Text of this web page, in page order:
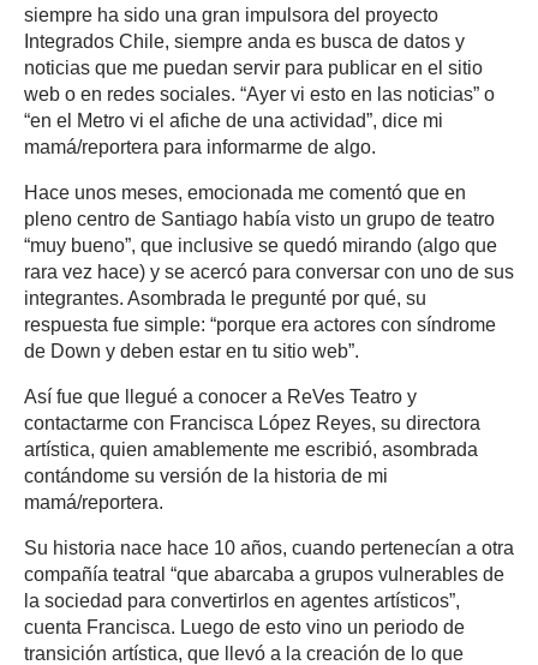
siempre ha sido una gran impulsora del proyecto
Integrados Chile, siempre anda es busca de datos y
noticias que me puedan servir para publicar en el sitio
web o en redes sociales. “Ayer vi esto en las noticias” o
“en el Metro vi el afiche de una actividad”, dice mi
mamá/reportera para informarme de algo.
Hace unos meses, emocionada me comentó que en
pleno centro de Santiago había visto un grupo de teatro
“muy bueno”, que inclusive se quedó mirando (algo que
rara vez hace) y se acercó para conversar con uno de sus
integrantes. Asombrada le pregunté por qué, su
respuesta fue simple: “porque era actores con síndrome
de Down y deben estar en tu sitio web”.
Así fue que llegué a conocer a ReVes Teatro y
contactarme con Francisca López Reyes, su directora
artística, quien amablemente me escribió, asombrada
contándome su versión de la historia de mi
mamá/reportera.
Su historia nace hace 10 años, cuando pertenecían a otra
compañía teatral “que abarcaba a grupos vulnerables de
la sociedad para convertirlos en agentes artísticos”,
cuenta Francisca. Luego de esto vino un periodo de
transición artística, que llevó a la creación de lo que